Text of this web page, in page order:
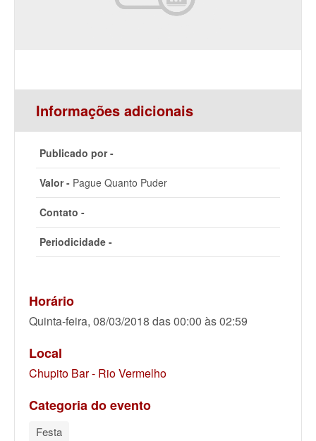
Informações adicionais
Publicado por -
Valor - Pague Quanto Puder
Contato -
Periodicidade -
Horário
Quinta-feira, 08/03/2018 das 00:00 às 02:59
Local
Chupito Bar - Rio Vermelho
Categoria do evento
Festa